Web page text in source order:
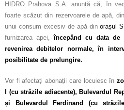
HIDRO Prahova S.A. anunță că, în
foarte scăzut din rezervoarele de apă,
unui consum excesiv de apă dinorașul
furnizarea apei, începând cu data de
revenirea debitelor normale, în
posibilitate de prelungire.
Vor fi afectați abonații care locuiesc în
I (cu străzile adiacente), Bulevardul
și Bulevardul Ferdinand (cu